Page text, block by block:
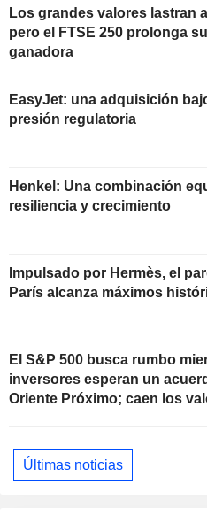
Los grandes valores lastran
pero el FTSE 250 prolonga
ganadora
EasyJet: una adquisición
presión regulatoria
Henkel: Una combinación
resiliencia y crecimiento
Impulsado por Hermès, el
París alcanza máximos
El S&P 500 busca rumbo
inversores esperan un
Oriente Próximo; caen los
Últimas noticias